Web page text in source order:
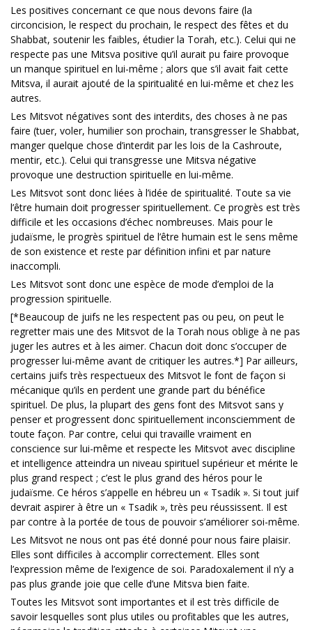
Les positives concernant ce que nous devons faire (la
circoncision, le respect du prochain, le respect des fêtes et du
Shabbat, soutenir les faibles, étudier la Torah, etc.). Celui qui ne
respecte pas une Mitsva positive qu’il aurait pu faire provoque
un manque spirituel en lui-même ; alors que s’il avait fait cette
Mitsva, il aurait ajouté de la spiritualité en lui-même et chez les
autres.
Les Mitsvot négatives sont des interdits, des choses à ne pas
faire (tuer, voler, humilier son prochain, transgresser le Shabbat,
manger quelque chose d’interdit par les lois de la Cashroute,
mentir, etc.). Celui qui transgresse une Mitsva négative
provoque une destruction spirituelle en lui-même.
Les Mitsvot sont donc liées à l’idée de spiritualité. Toute sa vie
l’être humain doit progresser spirituellement. Ce progrès est très
difficile et les occasions d’échec nombreuses. Mais pour le
judaïsme, le progrès spirituel de l’être humain est le sens même
de son existence et reste par définition infini et par nature
inaccompli.
Les Mitsvot sont donc une espèce de mode d’emploi de la
progression spirituelle.
[*Beaucoup de juifs ne les respectent pas ou peu, on peut le
regretter mais une des Mitsvot de la Torah nous oblige à ne pas
juger les autres et à les aimer. Chacun doit donc s’occuper de
progresser lui-même avant de critiquer les autres.*] Par ailleurs,
certains juifs très respectueux des Mitsvot le font de façon si
mécanique qu’ils en perdent une grande part du bénéfice
spirituel. De plus, la plupart des gens font des Mitsvot sans y
penser et progressent donc spirituellement inconsciemment de
toute façon. Par contre, celui qui travaille vraiment en
conscience sur lui-même et respecte les Mitsvot avec discipline
et intelligence atteindra un niveau spirituel supérieur et mérite le
plus grand respect ; c’est le plus grand des héros pour le
judaïsme. Ce héros s’appelle en hébreu un « Tsadik ». Si tout juif
devrait aspirer à être un « Tsadik », très peu réussissent. Il est
par contre à la portée de tous de pouvoir s’améliorer soi-même.
Les Mitsvot ne nous ont pas été donné pour nous faire plaisir.
Elles sont difficiles à accomplir correctement. Elles sont
l’expression même de l’exigence de soi. Paradoxalement il n’y a
pas plus grande joie que celle d’une Mitsva bien faite.
Toutes les Mitsvot sont importantes et il est très difficile de
savoir lesquelles sont plus utiles ou profitables que les autres,